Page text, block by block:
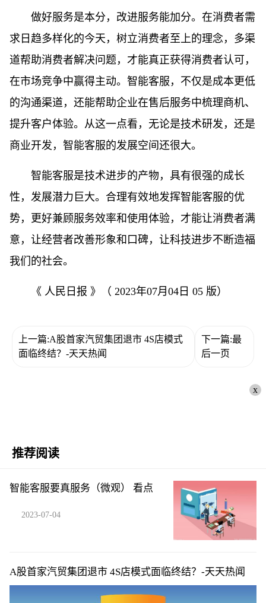
做好服务是本分，改进服务能加分。在消费者需
求日趋多样化的今天，树立消费者至上的理念，多渠
道帮助消费者解决问题，才能真正获得消费者认可，
在市场竞争中赢得主动。智能客服，不仅是成本更低
的沟通渠道，还能帮助企业在售后服务中梳理商机、
提升客户体验。从这一点看，无论是技术研发，还是
商业开发，智能客服的发展空间还很大。
智能客服是技术进步的产物，具有很强的成长
性，发展潜力巨大。合理有效地发挥智能客服的优
势，更好兼顾服务效率和使用体验，才能让消费者满
意，让经营者改善形象和口碑，让科技进步不断造福
我们的社会。
《 人民日报 》（ 2023年07月04日 05 版）
上一篇:A股首家汽贸集团退市 4S店模式
面临终结？-天天热闻
下一篇:最
后一页
x
推荐阅读
智能客服要真服务（微观） 看点
2023-07-04
A股首家汽贸集团退市 4S店模式面临终结？-天天热闻